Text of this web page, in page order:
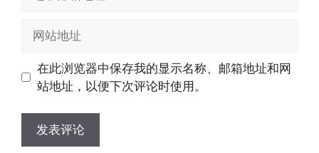
址
址
在此浏览器中保存我的显示名称、邮箱地址和网
站地址，以便下次评论时使用。